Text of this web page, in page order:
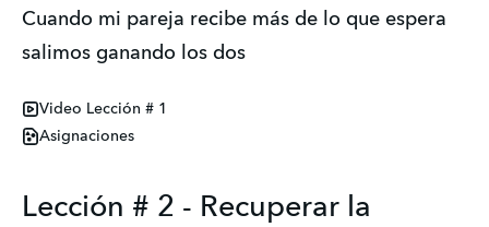
Cuando mi pareja recibe más de lo que espera
salimos ganando los dos
Video Lección # 1
Asignaciones
Lección # 2 - Recuperar la